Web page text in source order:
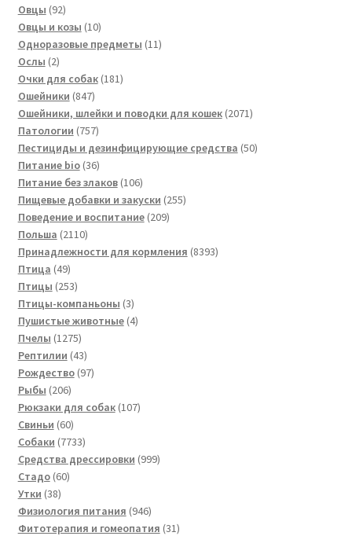
товаров
Овцы 9292
товара
Овцы и козы 1010
товаров
Одноразовые предметы 1111
Ослы 22
товара
Очки для собак 181181
Ошейники 847847
товаров
Ошейники, шлейки и поводки для кошек 20712071
Патологии 757757
товаров
Пестициды и дезинфицирующие средства 5050
Питание bio 3636
товаров
Питание без злаков 106106
товаров
Пищевые добавки и закуски 255255
Поведение и воспитание 209209
Польша 21102110
товаров
Принадлежности для кормления 83938393
Птица 4949
товаров
Птицы 253253
товара
Птицы-компаньоны 33
товара
Пушистые животные 44
Пчелы 12751275
товаров
Рептилии 4343
товара
Рождество 9797
Рыбы 206206
товаров
Рюкзаки для собак 107107
Свиньи 6060
товаров
Собаки 77337733
товара
Средства дрессировки 999999
Стадо 6060
Утки 3838
товаров
Физиология питания 946946
товаров
Фитотерапия и гомеопатия 3131